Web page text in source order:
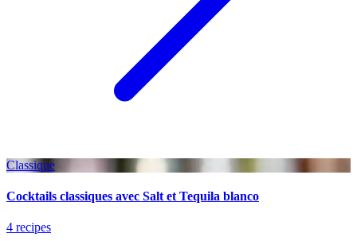
Classique
Cocktails classiques avec Salt et Tequila blanco
4 recipes